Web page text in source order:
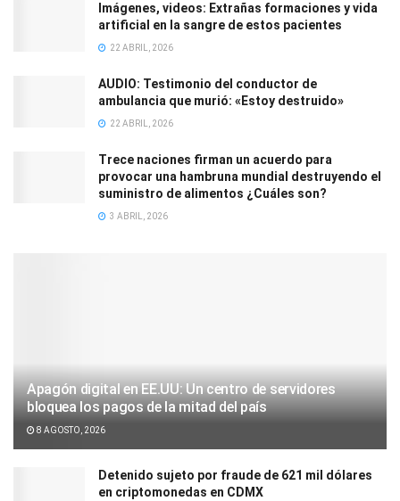
Imágenes, videos: Extrañas formaciones y vida
artificial en la sangre de estos pacientes
22 ABRIL, 2026
AUDIO: Testimonio del conductor de
ambulancia que murió: «Estoy destruido»
22 ABRIL, 2026
Trece naciones firman un acuerdo para
provocar una hambruna mundial destruyendo el
suministro de alimentos ¿Cuáles son?
3 ABRIL, 2026
Apagón digital en EE.UU: Un centro de servidores
bloquea los pagos de la mitad del país
8 AGOSTO, 2026
Detenido sujeto por fraude de 621 mil dólares
en criptomonedas en CDMX